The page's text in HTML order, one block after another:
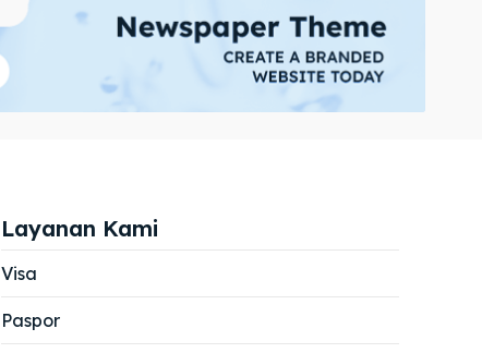
Cari
Cari
Layanan Kami
Visa
Paspor